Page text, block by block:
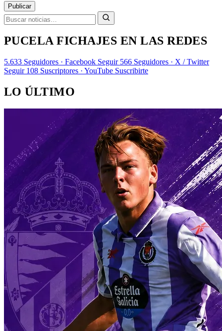
Publicar
PUCELA FICHAJES EN LAS REDES
5.633 Seguidores · Facebook Seguir 566 Seguidores · X / Twitter
Seguir 108 Suscriptores · YouTube Suscribirte
LO ÚLTIMO